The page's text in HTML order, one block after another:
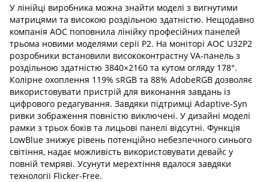
У лінійці виробника можна знайти моделі з вигнутими
матрицями та високою роздільною здатністю. Нещодавно
компанія АОС поповнила лінійку професійних панелей
трьома новими моделями серії Р2. На моніторі AOC U32P2
розробники встановили висококонтрастну VA-панель з
роздільною здатністю 3840×2160 та кутом огляду 178°.
Колірне охоплення 119% sRGB та 88% AdobeRGB дозволяє
використовувати пристрій для виконання завдань із
цифрового редагування. Завдяки підтримці Adaptive-Syn
ривки зображення повністю виключені. У дизайні моделі
рамки з трьох боків та лицьові панелі відсутні. Функція
LowBlue знижує рівень потенційно небезпечного синього
світіння, надає можливість використовувати девайс у
повній темряві. Усунути мерехтіння вдалося завдяки
технології Flicker-Free.